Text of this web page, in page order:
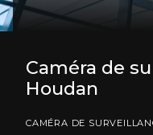
Caméra de
Houdan
CAMÉRA DE